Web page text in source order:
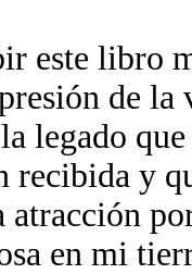
este libro
de la
legado
recibida y
atracción
en mi